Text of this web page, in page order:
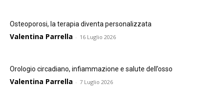
Osteoporosi, la terapia diventa personalizzata
Valentina Parrella - 16 Luglio 2026
Orologio circadiano, infiammazione e salute dell’osso
Valentina Parrella - 7 Luglio 2026